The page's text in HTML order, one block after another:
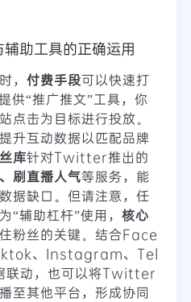
助工具的正确运用
， 付费手段可以快速打
“推广推文”工具，你
点击为目标进行投放。
升互动数据以匹配品牌
库针对Twitter推出的
刷直播人气等服务，能
据缺口。但请注意，任
“辅助杠杆”使用， 核心
粉丝的关键。结合Face
、Instagram、Tel
联动，也可以将Twitter
至其他平台，形成协同